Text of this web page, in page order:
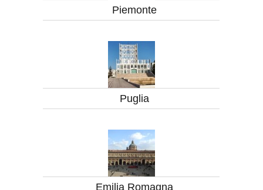
Piemonte
Puglia
Emilia Romagna